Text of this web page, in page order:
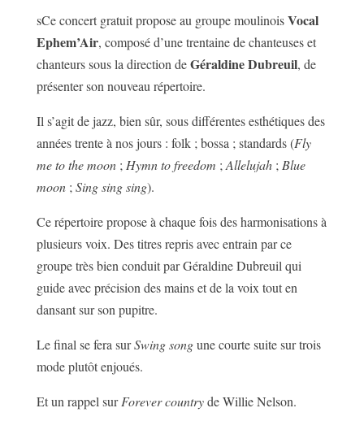
sCe concert gratuit propose au groupe moulinoisVocal
Ephem’Air, composé d’une trentaine de chanteuses et
chanteurs sous la direction deGéraldine Dubreuil, de
présenter son nouveau répertoire.
Il s’agit de jazz, bien sûr, sous différentes esthétiques des
années trente à nos jours : folk ; bossa ; standards (Fly
me to the moon;Hymn to freedom ;Allelujah;Blue
moon;Sing sing sing).
Ce répertoire propose à chaque fois des harmonisations à
plusieurs voix. Des titres repris avec entrain par ce
groupe très bien conduit par Géraldine Dubreuil qui
guide avec précision des mains et de la voix tout en
dansant sur son pupitre.
Le final se fera surSwing songune courte suite sur trois
mode plutôt enjoués.
Et un rappel surForever countryde Willie Nelson.